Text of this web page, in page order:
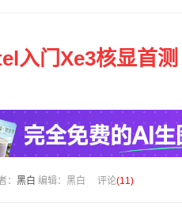
入门Xe3核显首
黑白 编辑：黑白 评论(11)